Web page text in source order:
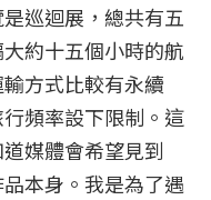
巡迴展，總共有五
約十五個小時的航
方式比較有永續
頻率設下限制。這
媒體會希望見到
本身。我是為了遇